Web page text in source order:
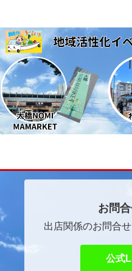
お問
出店関係のお問合
公式